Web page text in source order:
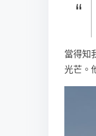
當得知
光芒。